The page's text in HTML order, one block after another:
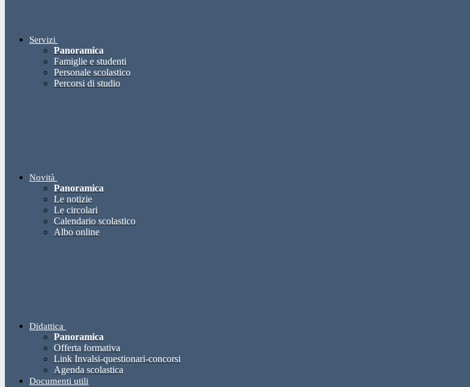
Servizi
Panoramica
Famiglie e studenti
Personale scolastico
Percorsi di studio
Novità
Panoramica
Le notizie
Le circolari
Calendario scolastico
Albo online
Didattica
Panoramica
Offerta formativa
Link Invalsi-questionari-concorsi
Agenda scolastica
Documenti utili